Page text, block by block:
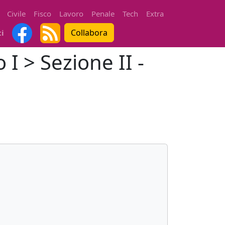
Civile Fisco Lavoro Penale Tech
Extra
Collabora
I > Sezione II -